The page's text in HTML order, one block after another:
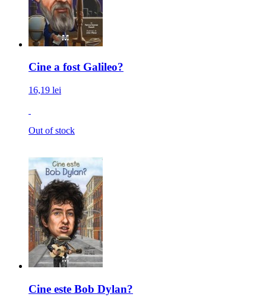
Cine a fost Galileo?
16,19 lei
Out of stock
Cine este Bob Dylan?